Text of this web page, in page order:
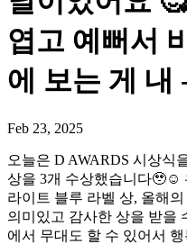
엽고 예뻐서
에 보는 게 내
Feb 23, 2025
오늘은 D AWARDS 시상식
상을 3개 수상했습니다🥹☺️
라이트 블루 라벨 상, 올해
의미있고 감사한 상을 받을
에서 무대도 할 수 있어서